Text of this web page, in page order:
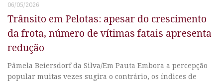
06/05/2026
Trânsito em Pelotas: apesar do crescimento
da frota, número de vítimas fatais apresenta
redução
Pâmela Beiersdorf da Silva/Em Pauta Embora a percepção
popular muitas vezes sugira o contrário, os índices de